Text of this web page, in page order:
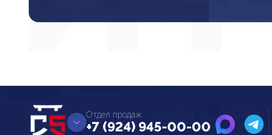
Отдел продаж
+7 (924) 945-00-00